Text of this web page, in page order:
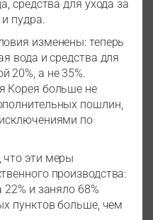
средства для ухода за
пудра.
изменены: теперь
вода и средства для
20%, а не 35%.
Корея больше не
пошлин,
по
эти меры
производства:
и заняло 68%
пунктов больше, чем